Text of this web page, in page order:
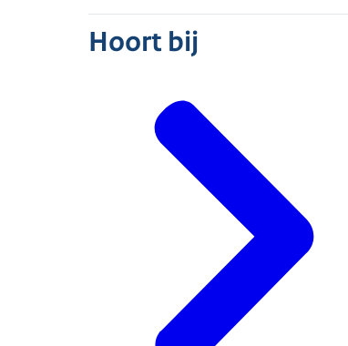
Hoort bij